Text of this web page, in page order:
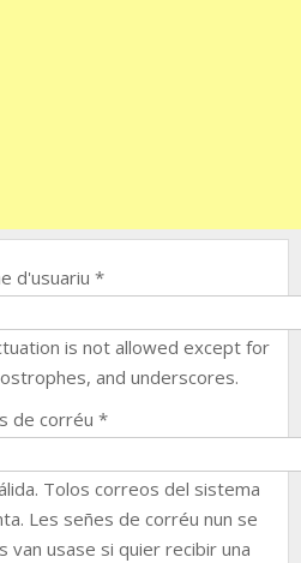
d'usuariu *
is not allowed except for
and underscores.
de corréu *
Tolos correos del sistema
Les señes de corréu nun se
van usase si quier recibir una